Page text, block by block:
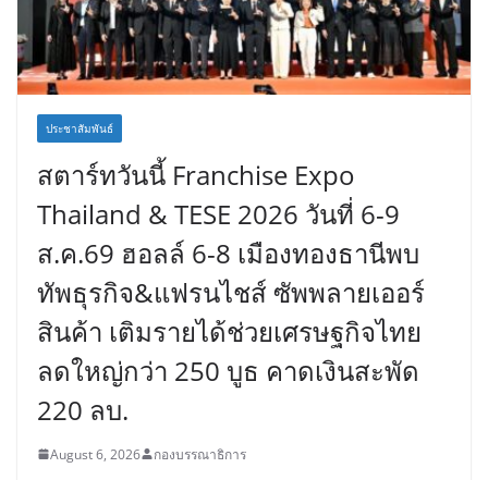
ประชาสัมพันธ์
สตาร์ทวันนี้ Franchise Expo
Thailand & TESE 2026 วันที่ 6-9
ส.ค.69 ฮอลล์ 6-8 เมืองทองธานีพบ
ทัพธุรกิจ&แฟรนไชส์ ซัพพลายเออร์
สินค้า เติมรายได้ช่วยเศรษฐกิจไทย
ลดใหญ่กว่า 250 บูธ คาดเงินสะพัด
220 ลบ.
August 6, 2026 กองบรรณาธิการ